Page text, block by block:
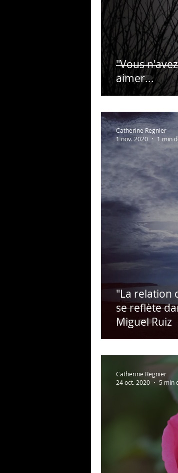
"Vous
aimer...
"La relation
se reflète
Miguel Ruiz
Catherine Regnier
1 nov. 2020
1 min
Catherine Regnier
24 oct. 2020
5 min